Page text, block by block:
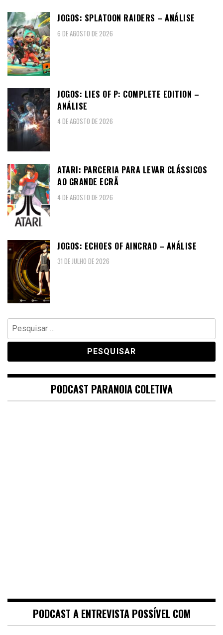
JOGOS: SPLATOON RAIDERS – ANÁLISE
6 DE AGOSTO DE 2026
JOGOS: LIES OF P: COMPLETE EDITION –
ANÁLISE
4 DE AGOSTO DE 2026
ATARI: PARCERIA PARA LEVAR CLÁSSICOS
AO GRANDE ECRÃ
4 DE AGOSTO DE 2026
JOGOS: ECHOES OF AINCRAD – ANÁLISE
31 DE JULHO DE 2026
Pesquisar
por:
PODCAST PARANOIA COLETIVA
PODCAST A ENTREVISTA POSSÍVEL COM